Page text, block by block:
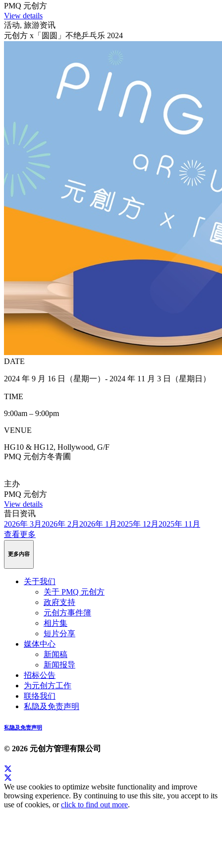
PMQ 元创方
View details
活动, 旅游资讯
元创方 x「圆圆」不绝乒乓乐 2024
DATE
2024 年 9 月 16 日（星期一）- 2024 年 11 月 3 日（星期日）
TIME
9:00am – 9:00pm
VENUE
HG10 & HG12, Hollywood, G/F
PMQ 元创方冬青圃
主办
PMQ 元创方
View details
昔日资讯
2026年 3月 2026年 2月 2026年 1月 2025年 12月 2025年 11月
查看更多
更多内容
关于我们
关于 PMQ 元创方
政府支持
元创方事件簿
相片集
短片分享
媒体中心
新闻稿
新闻报导
招标公告
为元创方工作
联络我们
私隐及免责声明
私隐及免责声明
© 2026 元创方管理有限公司
We use cookies to optimize website functionality and improve
browsing experience. By continuing to use this site, you accept to its
use of cookies, orclick to find out more.